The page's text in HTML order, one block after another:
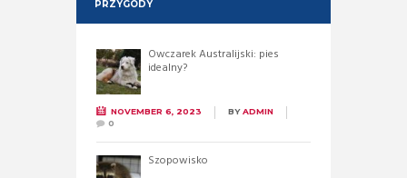
PRZYGODY
Owczarek Australijski: pies
idealny?
NOVEMBER 6, 2023 BYADMIN
0
Szopowisko